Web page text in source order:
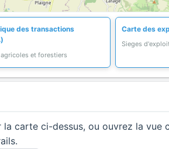
des transactions
et forestiers
Carte des
Sieges
carte ci-dessus, ou ouvrez la vue